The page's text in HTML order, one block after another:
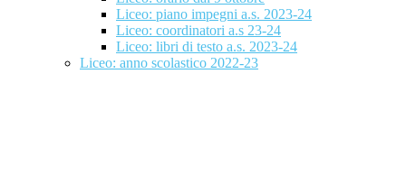
Liceo: piano impegni a.s. 2023-24
Liceo: coordinatori a.s 23-24
Liceo: libri di testo a.s. 2023-24
Liceo: anno scolastico 2022-23